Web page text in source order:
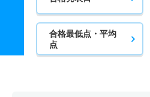
合格最低点・平均
点